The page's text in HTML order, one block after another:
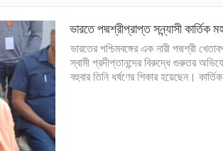
ভারতে পদ্মশ্রীপ্রাপ্ত সন্ন্যাসী কার্তিক
ভারতের পশ্চিমবঙ্গের এক নারী পদ্মশ্রী
স্বামী প্রদীপ্তানন্দের বিরুদ্ধে গুরুতর
বহুবার তিনি ধর্ষণের শিকার হয়েছেন।